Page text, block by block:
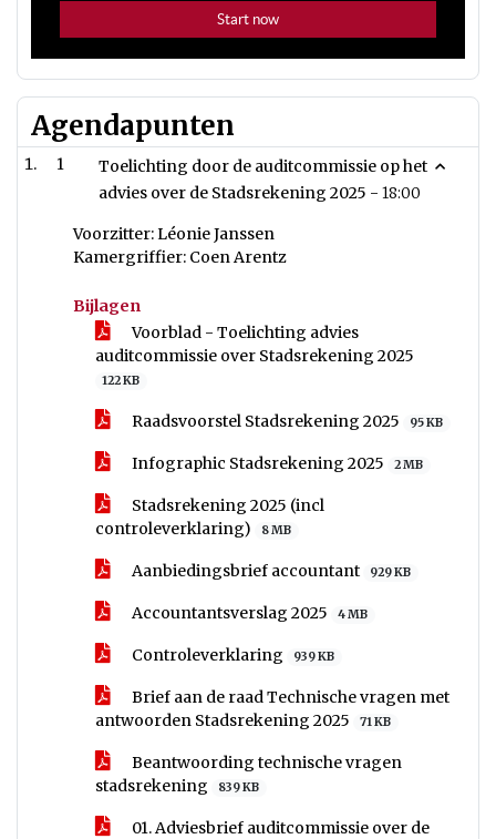
Agendapunten
1
Toelichting door de auditcommissie op het
advies over de Stadsrekening 2025 -18:00
Voorzitter: Léonie Janssen
Kamergriffier: Coen Arentz
Bijlagen
Voorblad - Toelichting advies
auditcommissie over Stadsrekening 2025
122 KB
Raadsvoorstel Stadsrekening 2025 95 KB
Infographic Stadsrekening 2025 2 MB
Stadsrekening 2025 (incl
controleverklaring)
8 MB
Aanbiedingsbrief accountant 929 KB
Accountantsverslag 2025 4 MB
Controleverklaring 939 KB
Brief aan de raad Technische vragen met
antwoorden Stadsrekening 2025
71 KB
Beantwoording technische vragen
stadsrekening
839 KB
01. Adviesbrief auditcommissie over de